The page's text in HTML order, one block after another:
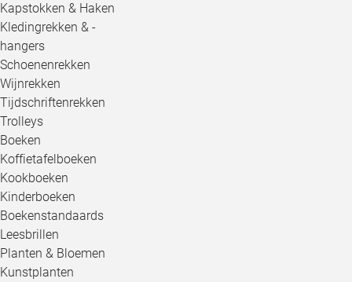
Kapstokken & Haken
Kledingrekken & -
hangers
Schoenenrekken
Wijnrekken
Tijdschriftenrekken
Trolleys
Boeken
Koffietafelboeken
Kookboeken
Kinderboeken
Boekenstandaards
Leesbrillen
Planten & Bloemen
Kunstplanten